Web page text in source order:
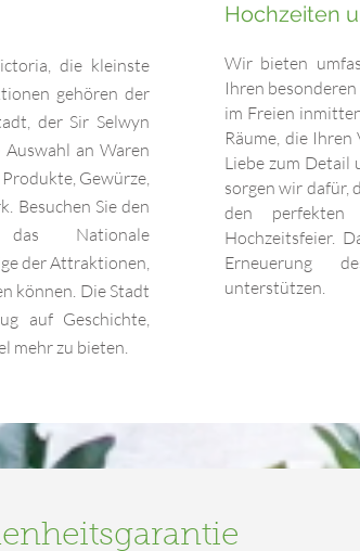
die kleinste
gehören der
der Sir Selwyn
an Waren
Gewürze,
Besuchen Sie den
Nationale
der Attraktionen,
können. Die Stadt
auf Geschichte,
mehr zu bieten.
Hochzeiten
Wir bieten
Ihren besonderen
im Freien
Räume, die
Liebe zum Detail
sorgen wir dafür,
den perfekten
Hochzeitsfeier.
Erneuerung
unterstützen.